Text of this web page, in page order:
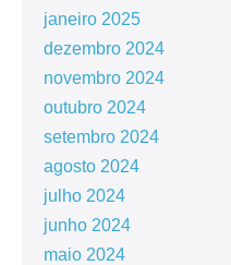
janeiro 2025
dezembro 2024
novembro 2024
outubro 2024
setembro 2024
agosto 2024
julho 2024
junho 2024
maio 2024